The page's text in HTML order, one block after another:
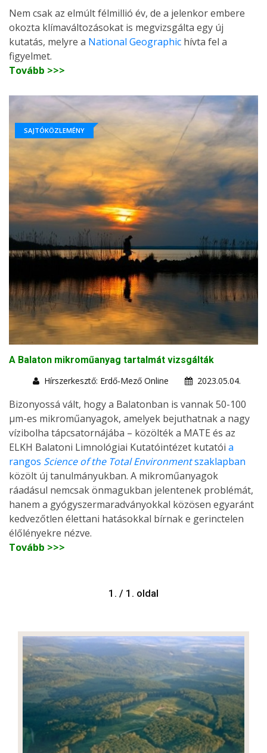
Nem csak az elmúlt félmillió év, de a jelenkor embere
okozta klímaváltozásokat is megvizsgálta egy új
kutatás, melyre a National Geographic hívta fel a
figyelmet.
Tovább >>>
SAJTÓKÖZLEMÉNY
A Balaton mikroműanyag tartalmát vizsgálták
Hírszerkesztő: Erdő-Mező Online
2023.05.04.
Bizonyossá vált, hogy a Balatonban is vannak 50-100
µm-es mikroműanyagok, amelyek bejuthatnak a nagy
vízibolha tápcsatornájába – közölték a MATE és az
ELKH Balatoni Limnológiai Kutatóintézet kutatói a
rangos Science of the Total Environmentszaklapban
közölt új tanulmányukban. A mikroműanyagok
ráadásul nemcsak önmagukban jelentenek problémát,
hanem a gyógyszermaradványokkal közösen egyaránt
kedvezőtlen élettani hatásokkal bírnak e gerinctelen
élőlényekre nézve.
Tovább >>>
1. / 1. oldal